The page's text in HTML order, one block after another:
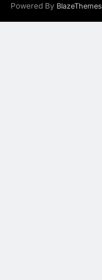
Powered By BlazeThemes